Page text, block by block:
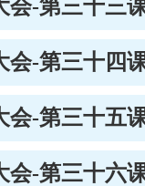
会-第三十三
会-第三十四
会-第三十五
会-第三十六